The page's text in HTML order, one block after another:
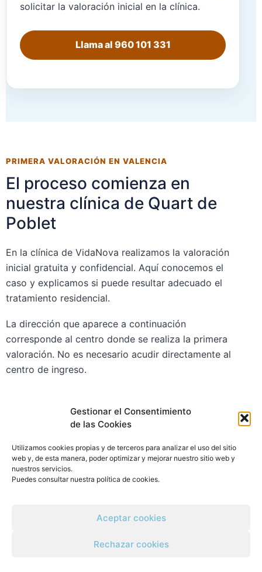
Gestionar el Consentimiento
de las Cookies
Utilizamos cookies propias y de terceros para analizar el uso del sitio
web y, de esta manera, poder optimizar y mejorar nuestro sitio web y
nuestros servicios.
Puedes consultar nuestra política de cookies.
Aceptar cookies
Rechazar cookies
solicitar la valoración inicial en la clínica.
Llama al 960 101 331
PRIMERA VALORACIÓN EN VALENCIA
El proceso comienza en
nuestra clínica de Quart de
Poblet
En la clínica de VidaNova realizamos la valoración
inicial gratuita y confidencial. Aquí conocemos el
caso y explicamos si puede resultar adecuado el
tratamiento residencial.
La dirección que aparece a continuación
corresponde al centro donde se realiza la primera
valoración. No es necesario acudir directamente al
centro de ingreso.
Centro VidaNova
Pl. Valldecabres, 12, bajo
46930 Quart de Poblet, Valencia
960 101 331
Ver ubicación de la clínica